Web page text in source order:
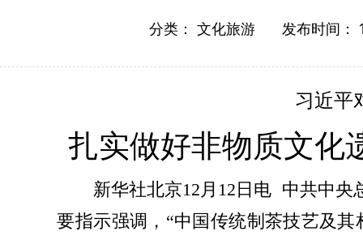
分类： 文化旅游 发布时间：
习近平
扎实做好非物质文化
新华社北京12月12日电 中共中央
要指示强调，“中国传统制茶技艺及